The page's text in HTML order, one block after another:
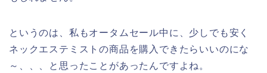
というのは、私もオータムセール中に、少しでも安く
ネックエステミストの商品を購入できたらいいのにな
～、、、と思ったことがあったんですよね。